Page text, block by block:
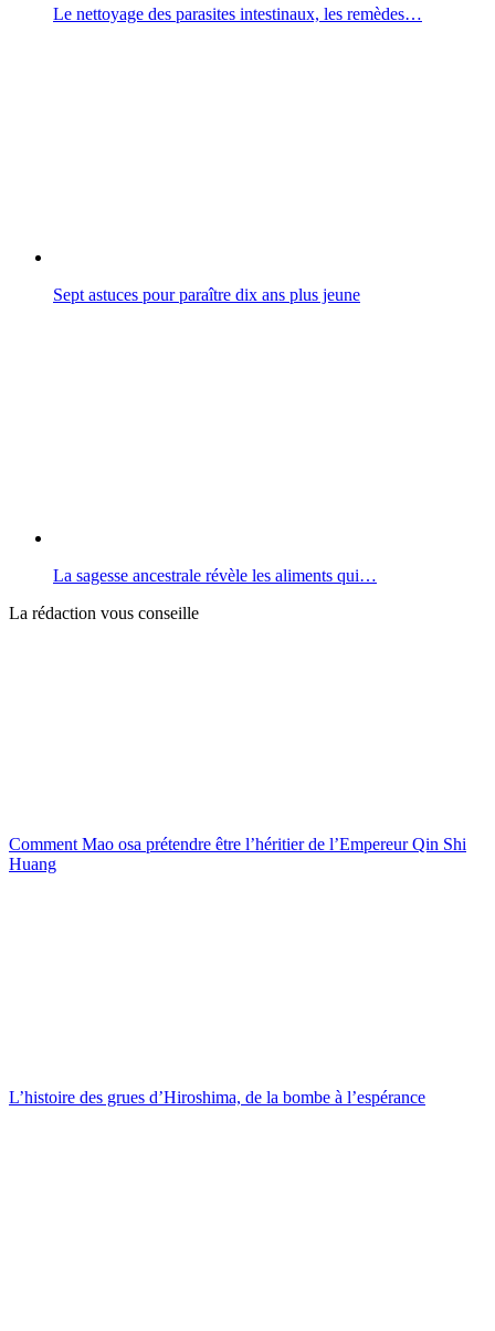
Le nettoyage des parasites intestinaux, les remèdes…
Sept astuces pour paraître dix ans plus jeune
La sagesse ancestrale révèle les aliments qui…
La rédaction vous conseille
Comment Mao osa prétendre être l’héritier de l’Empereur Qin Shi
Huang
L’histoire des grues d’Hiroshima, de la bombe à l’espérance